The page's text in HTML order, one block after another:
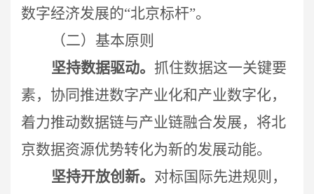
数字经济发展的“北京标杆”。
（二）基本原则
坚持数据驱动。 抓住数据这一关键要
素，协同推进数字产业化和产业数字化，
着力推动数据链与产业链融合发展，将北
京数据资源优势转化为新的发展动能。
坚持开放创新。 对标国际先进规则，